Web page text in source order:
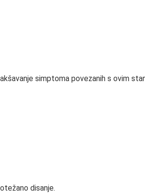
simptoma povezanih s ovim
disanje.